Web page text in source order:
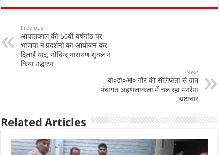
at
s
A
p
p
c
e
b
o
o
k
dI
n
ar
Previous
आपातकाल की 50वीं वर्षगांठ पर
भाजपा ने प्रदर्शनी का आयोजन कर
दिलाई याद, गोविन्द नारायण शुक्ल ने
किया उद्घाटन
Next
बी०डी०ओ० गौर की संलिप्तता से ग्राम
पंचायत अइयालाकला में चल रहा मनरेगा
भ्रष्टाचार
Related Articles